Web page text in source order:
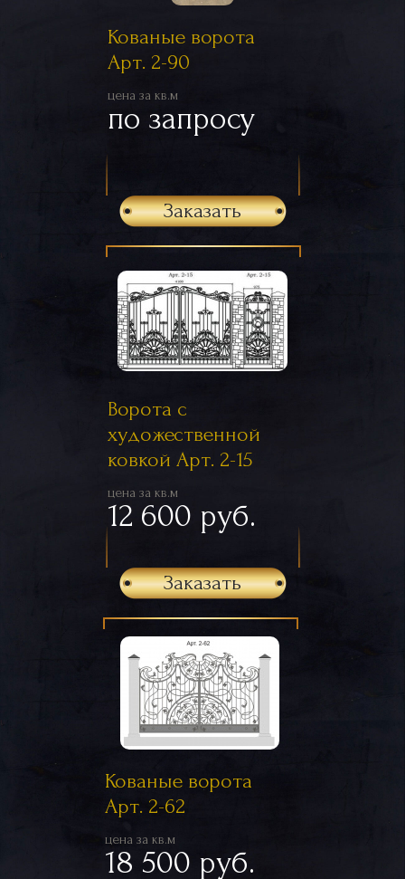
Кованые ворота
Арт. 2-90
цена за кв.м
по запросу
Заказать
Ворота с
художественной
ковкой Арт. 2-15
цена за кв.м
12 600 руб.
Заказать
Кованые ворота
Арт. 2-62
цена за кв.м
18 500 руб.